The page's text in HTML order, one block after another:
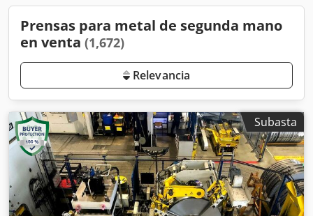
Prensas para metal de segunda mano
en venta (1,672)
Relevancia
Subasta